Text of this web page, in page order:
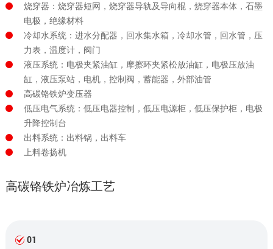
烧穿器：烧穿器短网，烧穿器导轨及导向棍，烧穿器本体，石墨
电极，绝缘材料
冷却水系统：进水分配器，回水集水箱，冷却水管，回水管，压
力表，温度计，阀门
液压系统：电极夹紧油缸，摩擦环夹紧松放油缸，电极压放油
缸，液压泵站，电机，控制阀，蓄能器，外部油管
高碳铬铁炉变压器
低压电气系统：低压电器控制，低压电源柜，低压保护柜，电极
升降控制台
出料系统：出料锅，出料车
上料卷扬机
高碳铬铁炉冶炼工艺
01